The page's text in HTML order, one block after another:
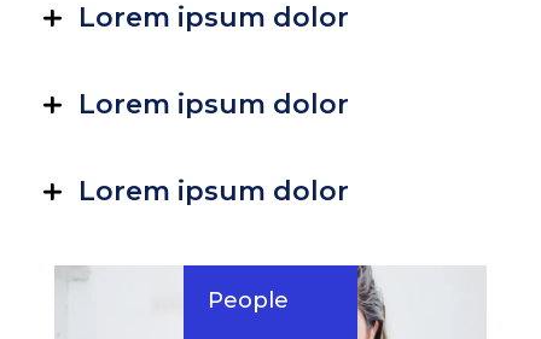
Lorem ipsum dolor
Lorem ipsum dolor
Lorem ipsum dolor
People